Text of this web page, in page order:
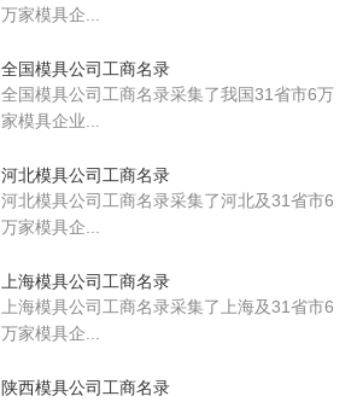
万家模具企...
全国模具公司工商名录
全国模具公司工商名录采集了我国31省市6万
家模具企业...
河北模具公司工商名录
河北模具公司工商名录采集了河北及31省市6
万家模具企...
上海模具公司工商名录
上海模具公司工商名录采集了上海及31省市6
万家模具企...
陕西模具公司工商名录